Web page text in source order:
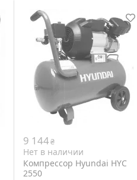
Тип компрессора:
поршневой
Мощность двигателя: 2,2
Выходная мощность: 3,0 л.с.
Вес: 38 кг
9 144₴
Нет в наличии
Компрессор Hyundai HYC
2550